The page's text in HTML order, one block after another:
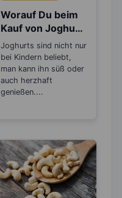
Worauf Du beim
Kauf von Joghurt
achten solltest
Joghurts sind nicht nur
bei Kindern beliebt,
man kann ihn süß oder
auch herzhaft
genießen....